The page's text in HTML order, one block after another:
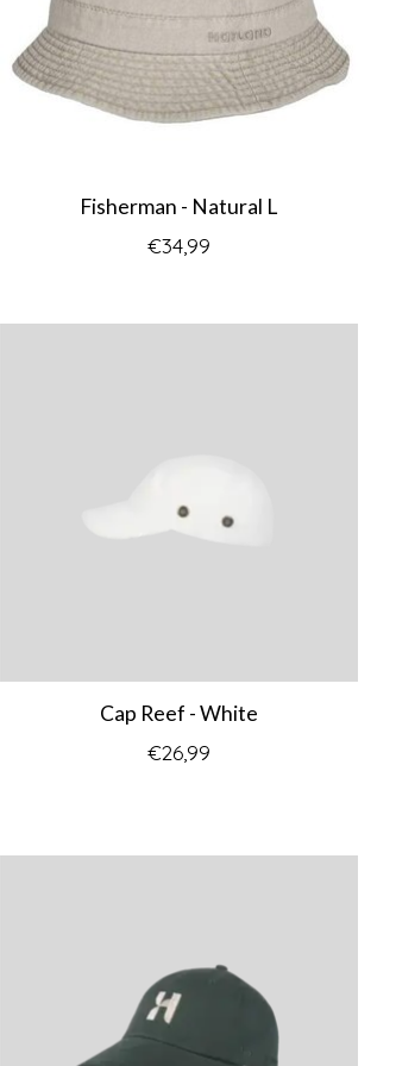
Fisherman - Natural L
€34,99
Cap Reef - White
€26,99